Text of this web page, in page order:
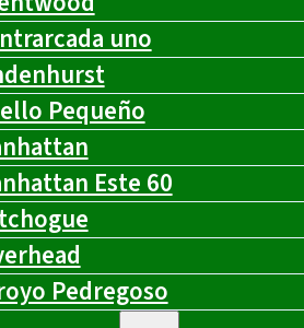
uno
Pequeño
Este 60
Pedregoso